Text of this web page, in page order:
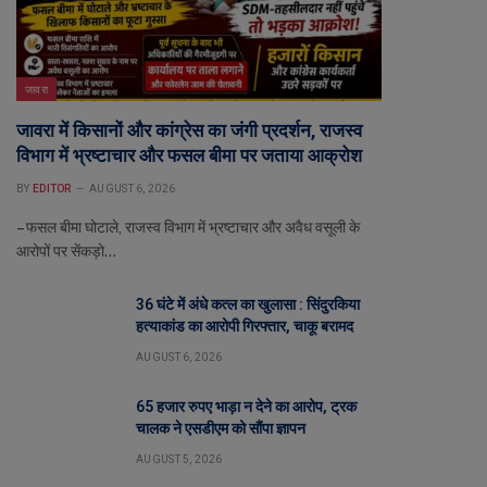
जावरा
जावरा में किसानों और कांग्रेस का जंगी प्रदर्शन, राजस्व
विभाग में भ्रष्टाचार और फसल बीमा पर जताया आक्रोश
BY EDITOR AUGUST 6, 2026
– फसल बीमा घोटाले, राजस्व विभाग में भ्रष्टाचार और अवैध वसूली के
आरोपों पर सेंकड़ो…
36 घंटे में अंधे कत्ल का खुलासा : सिंदुरकिया
हत्याकांड का आरोपी गिरफ्तार, चाकू बरामद
AUGUST 6, 2026
65 हजार रुपए भाड़ा न देने का आरोप, ट्रक
चालक ने एसडीएम को सौंपा ज्ञापन
AUGUST 5, 2026